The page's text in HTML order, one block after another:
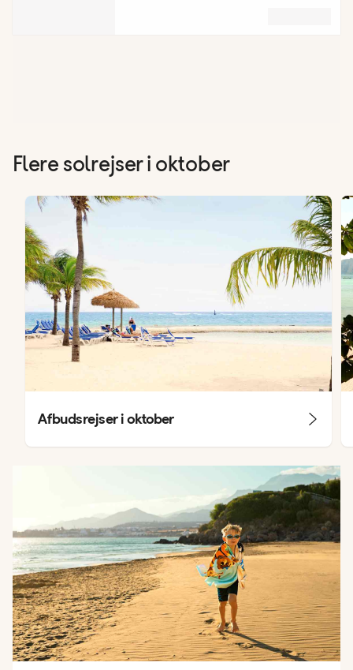
Flere solrejser i oktober
Afbudsrejser i oktober